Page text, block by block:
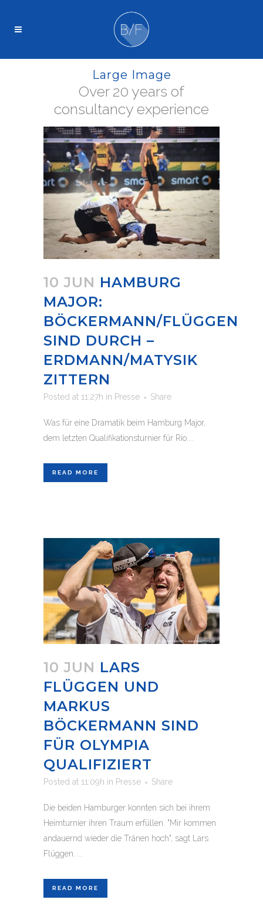
Large Image
Over 20 years of
consultancy experience
10 JUN HAMBURG
MAJOR:
BÖCKERMANN/FLÜGGEN
SIND DURCH –
ERDMANN/MATYSIK
ZITTERN
Posted at 11:27h in Presse Share
Was für eine Dramatik beim Hamburg Major,
dem letzten Qualifikationsturnier für Rio....
READ MORE
10 JUN LARS
FLÜGGEN UND
MARKUS
BÖCKERMANN SIND
FÜR OLYMPIA
QUALIFIZIERT
Posted at 11:09h in Presse Share
Die beiden Hamburger konnten sich bei ihrem
Heimturnier ihren Traum erfüllen. "Mir kommen
andauernd wieder die Tränen hoch", sagt Lars
Flüggen. ...
READ MORE